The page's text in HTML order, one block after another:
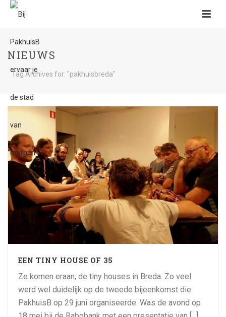
NIEUWS
Tag Archives for: "pakhuisbreda"
EEN TINY HOUSE OF 35
Ze komen eraan, de tiny houses in Breda. Zo veel
werd wel duidelijk op de tweede bijeenkomst die
PakhuisB op 29 juni organiseerde. Was de avond op